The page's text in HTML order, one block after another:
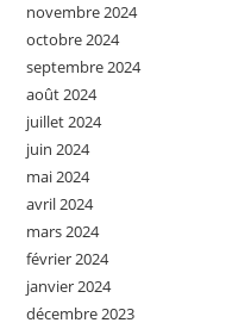
novembre 2024
octobre 2024
septembre 2024
août 2024
juillet 2024
juin 2024
mai 2024
avril 2024
mars 2024
février 2024
janvier 2024
décembre 2023